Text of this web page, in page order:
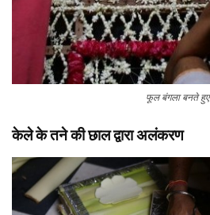
फूल बंगला बनते हुए
केले के तने की छाल द्वारा अलंकरण